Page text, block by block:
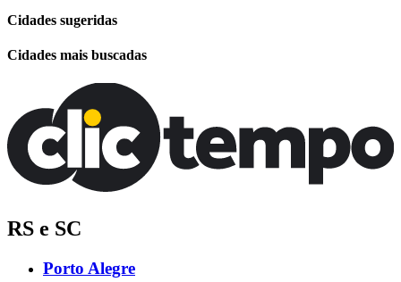
Cidades sugeridas
Cidades mais buscadas
RS e SC
Porto Alegre